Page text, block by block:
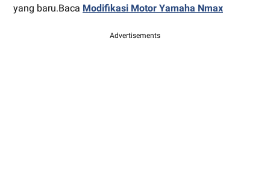
yang baru.Baca Modifikasi Motor Yamaha Nmax
Advertisements